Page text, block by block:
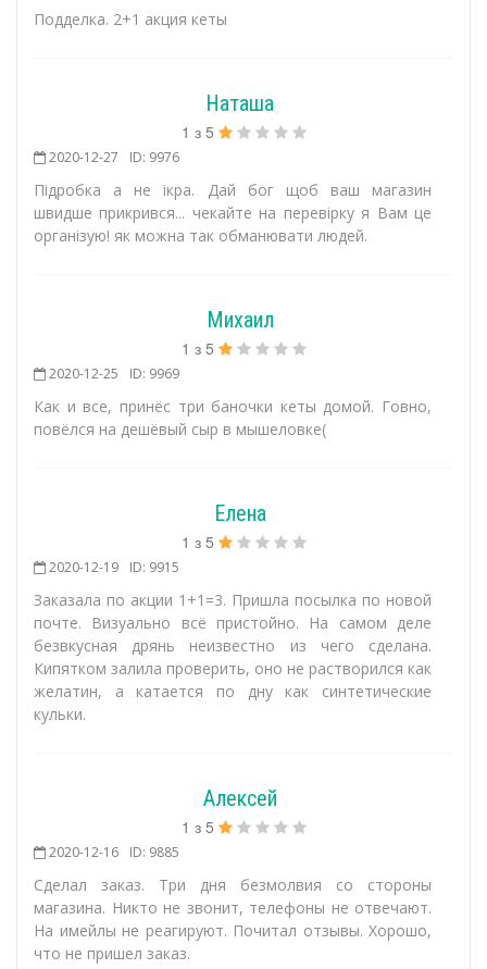
Подделка. 2+1 акция кеты
Наташа
1 з 5
2020-12-27 ID: 9976
Підробка а не ікра. Дай бог щоб ваш магазин
швидше прикрився... чекайте на перевірку я Вам це
організую! як можна так обманювати людей.
Михаил
1 з 5
2020-12-25 ID: 9969
Как и все, принёс три баночки кеты домой. Говно,
повёлся на дешёвый сыр в мышеловке(
Елена
1 з 5
2020-12-19 ID: 9915
Заказала по акции 1+1=3. Пришла посылка по новой
почте. Визуально всё пристойно. На самом деле
безвкусная дрянь неизвестно из чего сделана.
Кипятком залила проверить, оно не растворился как
желатин, а катается по дну как синтетические
кульки.
Алексей
1 з 5
2020-12-16 ID: 9885
Сделал заказ. Три дня безмолвия со стороны
магазина. Никто не звонит, телефоны не отвечают.
На имейлы не реагируют. Почитал отзывы. Хорошо,
что не пришел заказ.